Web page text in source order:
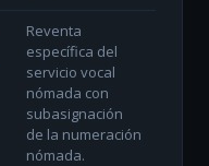
Reventa
específica del
servicio vocal
nómada con
subasignación
de la numeración
nómada.